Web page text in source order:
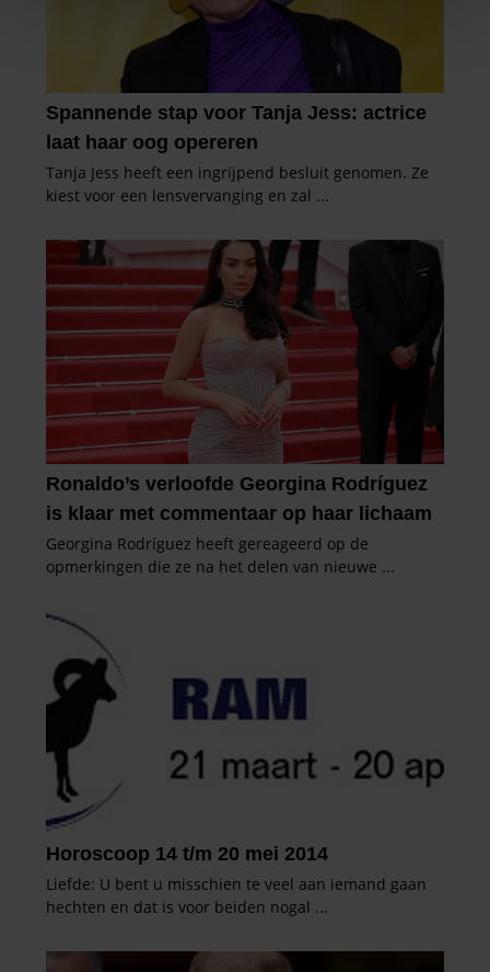
We gebruiken cookies om content en advertenties te
personaliseren, om functies voor social media te bieden
en om ons websiteverkeer te analyseren. Ook delen we
informatie over uw gebruik van onze site met onze
partners voor social media, adverteren en analyse. Deze
partners kunnen deze gegevens combineren met andere
informatie die u aan ze heeft verstrekt of die ze hebben
verzameld op basis van uw gebruik van hun services. U
gebruiken.